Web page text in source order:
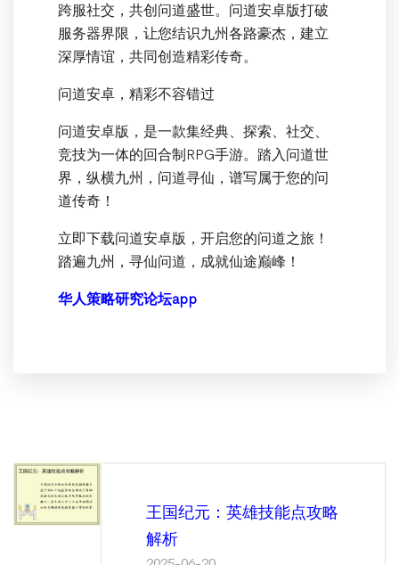
跨服社交，共创问道盛世。问道安卓版打破
服务器界限，让您结识九州各路豪杰，建立
深厚情谊，共同创造精彩传奇。
问道安卓，精彩不容错过
问道安卓版，是一款集经典、探索、社交、
竞技为一体的回合制RPG手游。踏入问道世
界，纵横九州，问道寻仙，谱写属于您的问
道传奇！
立即下载问道安卓版，开启您的问道之旅！
踏遍九州，寻仙问道，成就仙途巅峰！
华人策略研究论坛app
王国纪元：英雄技能点攻略
解析